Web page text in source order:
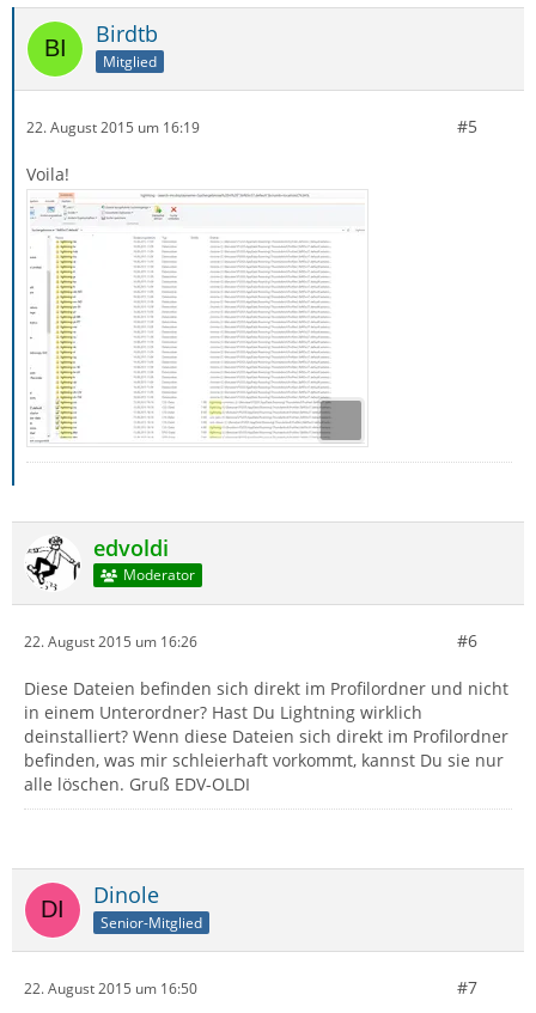
Birdtb
Mitglied
22. August 2015 um 16:19 #5
Voila!
edvoldi
Moderator
22. August 2015 um 16:26 #6
Diese Dateien befinden sich direkt im Profilordner und nicht
in einem Unterordner? Hast Du Lightning wirklich
deinstalliert? Wenn diese Dateien sich direkt im Profilordner
befinden, was mir schleierhaft vorkommt, kannst Du sie nur
alle löschen. Gruß EDV-OLDI
Dinole
Senior-Mitglied
22. August 2015 um 16:50 #7